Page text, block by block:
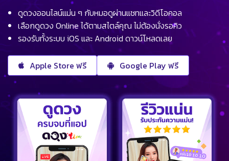
ดูดวงออนไลน์แม่น ๆ กับหมอดูผ่านแชทและวิดีโอคอล
เลือกดูดวง Online ได้ตามสไตล์คุณ ไม่ต้องนั่งรอคิว
รองรับทั้งระบบ iOS และ Android ดาวน์โหลดเลย
Apple Store ฟรี Google Play ฟรี